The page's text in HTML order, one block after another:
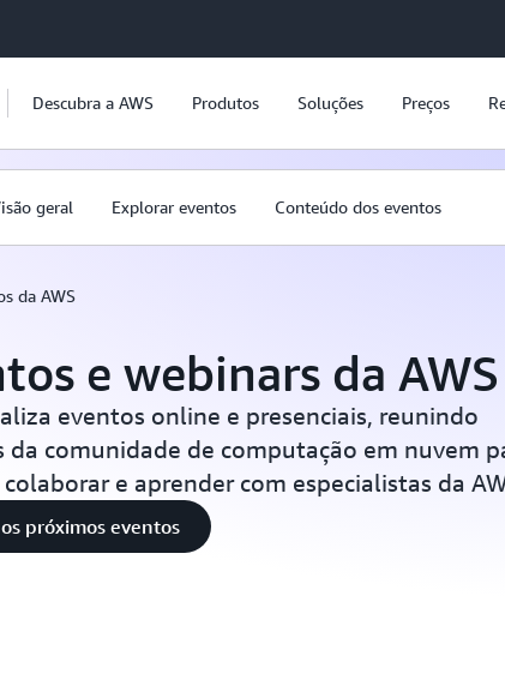
Descubra a AWS Produtos Soluções Preços
geral Explorar eventos Conteúdo dos eventos
da AWS
e webinars da AWS
eventos online e presenciais, reunindo
da comunidade de computação em nuvem
e aprender com especialistas da
próximos eventos